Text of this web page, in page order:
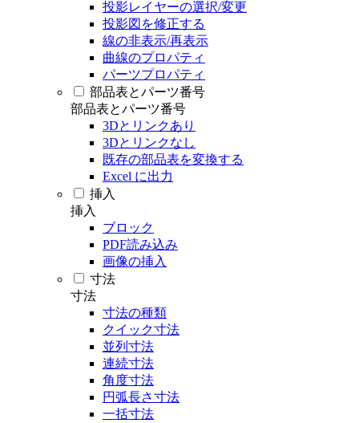
投影レイヤーの選択/変更
投影図を修正する
線の非表示/再表示
曲線のプロパティ
パーツプロパティ
部品表とパーツ番号
部品表とパーツ番号
3Dとリンクあり
3Dとリンクなし
既存の部品表を変換する
Excel に出力
挿入
挿入
ブロック
PDF読み込み
画像の挿入
寸法
寸法
寸法の種類
クイック寸法
並列寸法
連続寸法
角度寸法
円弧長さ寸法
一括寸法